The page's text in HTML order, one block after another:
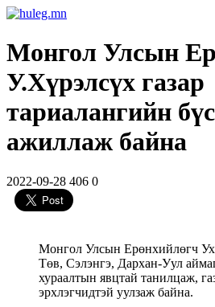
Монгол Улсын
У.Хүрэлсүх газар
тариалангийн
ажиллаж байна
2022-09-28 406 0
Монгол Улсын Ерөнхийлөгч
Төв, Сэлэнгэ, Дархан-Уул
хураалтын явцтай танилцаж,
эрхлэгчидтэй уулзаж байна.